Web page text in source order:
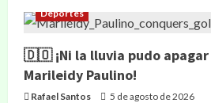
Deportes
🇩🇴 ¡Ni la lluvia pudo
Marileidy Paulino!
Rafael Santos 5 de agosto de 2026